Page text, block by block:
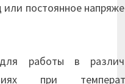
постоянное
работы в
при